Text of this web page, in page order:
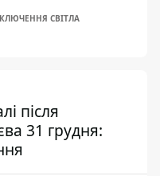
СВІТЛА
після
31 грудня: